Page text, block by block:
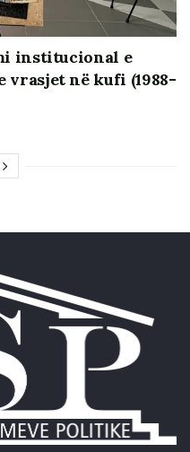
institucional e
vrasjet në kufi (1988-